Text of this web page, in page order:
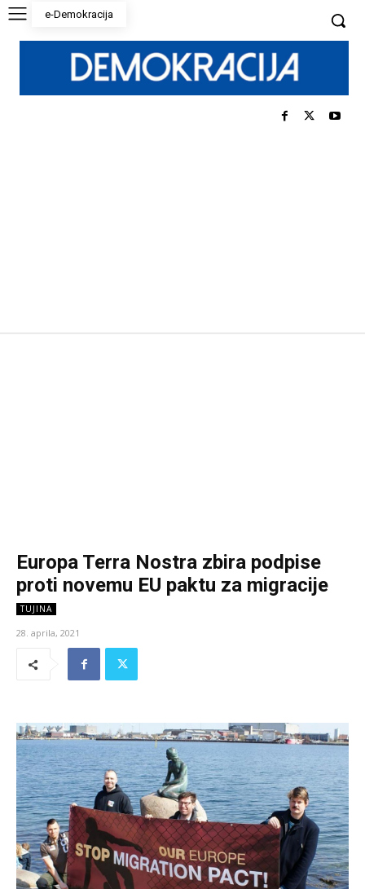
e-Demokracija
Europa Terra Nostra zbira podpise
proti novemu EU paktu za migracije
TUJINA
28. aprila, 2021